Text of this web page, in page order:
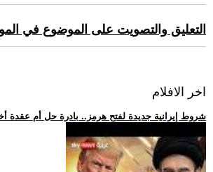
التعليق والتصويت على الموضوع في
اخر الافلام
.. شروط إيرانية جديدة لفتح هرمز.. بادرة حل أم عقدة